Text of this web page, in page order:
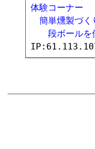
体験コーナー
簡単燻製づく
段ボールを